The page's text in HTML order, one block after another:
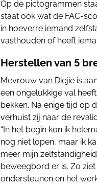
Op de pictogrammen
staat ook wat de FAC-
in hoeverre iemand
vasthouden of heeft
Herstellen van 5
Mevrouw van Diejie is
een ongelukkige val
bekken. Na enige tijd op
verhuist zij naar de
“In het begin kon ik
nog niet lopen, maar ik
meer mijn
beweegbord er is. Zo
ondersteunen en het